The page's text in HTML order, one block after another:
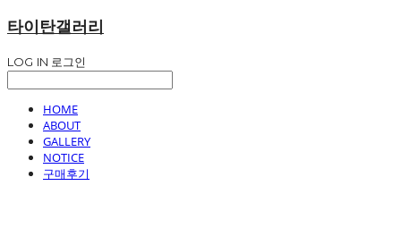
타이탄갤러리
LOG IN 로그인
HOME
ABOUT
GALLERY
NOTICE
구매후기